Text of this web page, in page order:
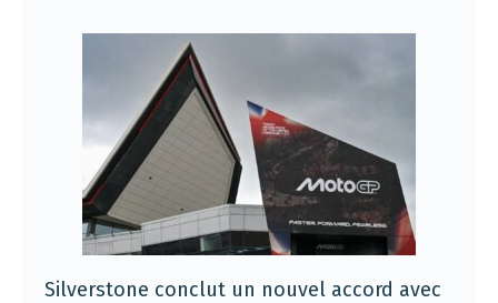
Silverstone conclut un nouvel accord avec